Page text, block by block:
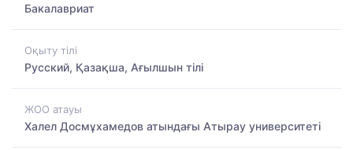
Бакалавриат
Оқыту тілі
Русский, Қазақша, Ағылшын тілі
ЖОО атауы
Халел Досмұхамедов атындағы Атырау университеті